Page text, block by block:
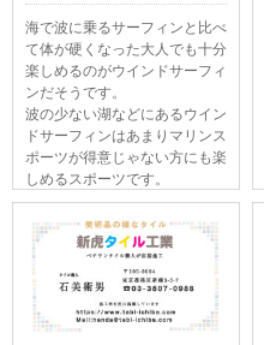
海で波に乗るサーフィンと比べ
て体が硬くなった大人でも十分
楽しめるのがウインドサーフィ
ンだそうです。
波の少ない湖などにあるウイン
ドサーフィンはあまりマリンス
ポーツが得意じゃない方にも楽
しめるスポーツです。